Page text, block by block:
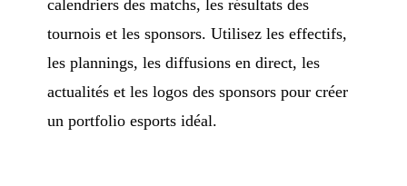
calendriers des matchs, les résultats des
tournois et les sponsors. Utilisez les effectifs,
les plannings, les diffusions en direct, les
actualités et les logos des sponsors pour créer
un portfolio esports idéal.